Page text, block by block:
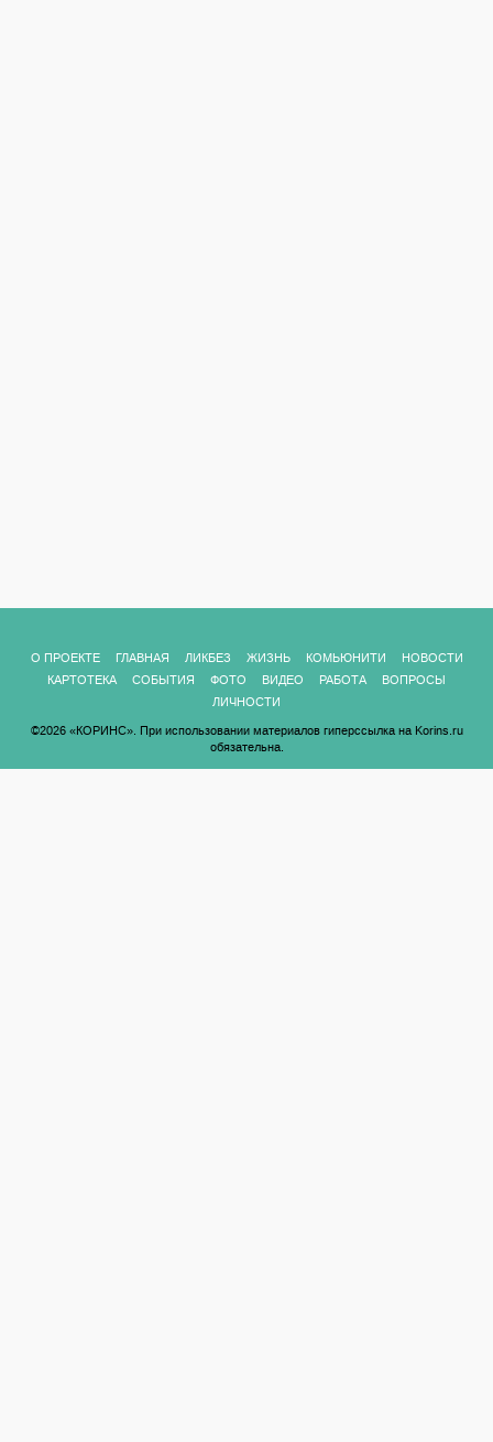
О ПРОЕКТЕ ГЛАВНАЯ ЛИКБЕЗ ЖИЗНЬ КОМЬЮНИТИ
НОВОСТИ
КАРТОТЕКА
СОБЫТИЯ ФОТО ВИДЕО РАБОТА
ВОПРОСЫ
ЛИЧНОСТИ
©2026 «КОРИНС». При использовании материалов гиперссылка на Korins.ru
обязательна.